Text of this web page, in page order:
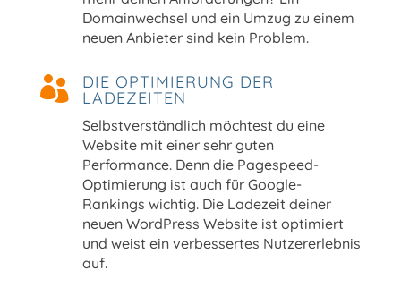
Domainwechsel und ein Umzug zu einem
neuen Anbieter sind kein Problem.
 DIE OPTIMIERUNG DER
LADEZEITEN
Selbstverständlich möchtest du eine
Website mit einer sehr guten
Performance. Denn die Pagespeed-
Optimierung ist auch für Google-
Rankings wichtig. Die Ladezeit deiner
neuen WordPress Website ist optimiert
und weist ein verbessertes Nutzererlebnis
auf.